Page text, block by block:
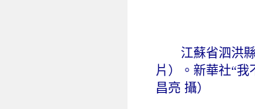
江蘇省泗洪縣
片）。新華社“
昌亮 攝）